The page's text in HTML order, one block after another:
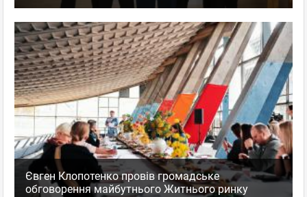
Євген Клопотенко провів громадське
обговорення майбутнього Житнього ринку